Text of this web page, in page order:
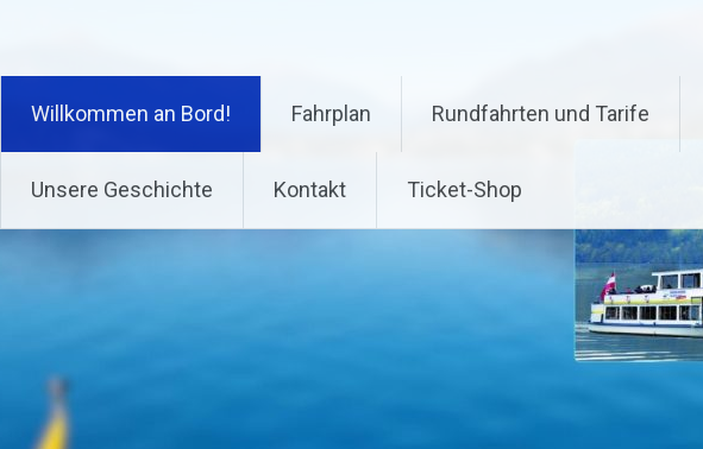
springen
Willkommen an Bord! Fahrplan Rundfahrten und Tarife
Unsere Geschichte Kontakt Ticket-Shop